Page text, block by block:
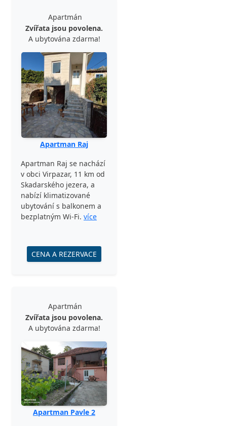
Apartmán
Zvířata jsou povolena.
A ubytována zdarma!
Apartman Raj
Apartman Raj se nachází
v obci Virpazar, 11 km od
Skadarského jezera, a
nabízí klimatizované
ubytování s balkonem a
bezplatným Wi-Fi. více
CENA A REZERVACE
Apartmán
Zvířata jsou povolena.
A ubytována zdarma!
Apartman Pavle 2